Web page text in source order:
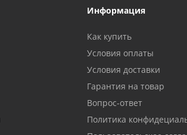
Информация
Как купить
Условия оплаты
Условия доставки
Гарантия на товар
Вопрос-ответ
Политика